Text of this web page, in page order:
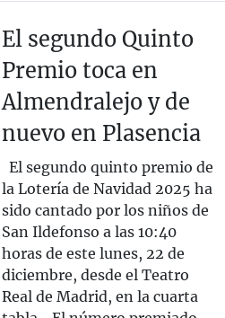
El segundo Quinto
Premio toca en
Almendralejo y de
nuevo en Plasencia
El segundo quinto premio de
la Lotería de Navidad 2025 ha
sido cantado por los niños de
San Ildefonso a las 10:40
horas de este lunes, 22 de
diciembre, desde el Teatro
Real de Madrid, en la cuarta